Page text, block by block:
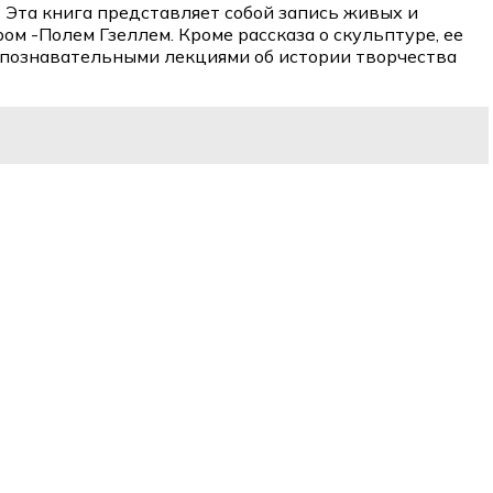
книга представляет собой запись живых и
-Полем Гзеллем. Кроме рассказа о скульптуре, ее
лекциями об истории творчества